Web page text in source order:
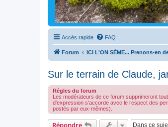
Accès rapide FAQ
Forum ICI L'ON SÈME... Prenons-en
Sur le terrain de Claude,
Règles du forum
Les modérateurs de ce forum supprimeront
d'expression s'accorde avec le respect des
postés par eux-mêmes).
Répondre